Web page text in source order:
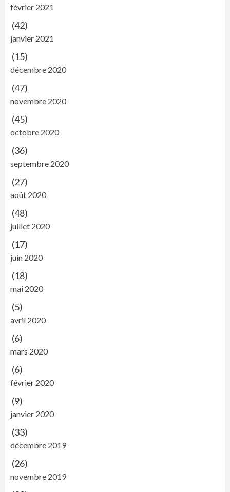
février 2021
(42)
janvier 2021
(15)
décembre 2020
(47)
novembre 2020
(45)
octobre 2020
(36)
septembre 2020
(27)
août 2020
(48)
juillet 2020
(17)
juin 2020
(18)
mai 2020
(5)
avril 2020
(6)
mars 2020
(6)
février 2020
(9)
janvier 2020
(33)
décembre 2019
(26)
novembre 2019